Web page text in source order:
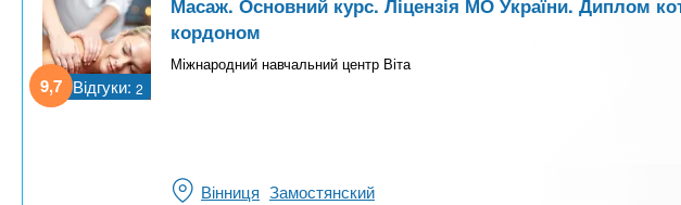
9,7 Відгуки: 2
Масаж. Основний курс. Ліцензія МО України. Диплом
кордоном
Міжнародний навчальний центр Віта
Вінниця Замостянский